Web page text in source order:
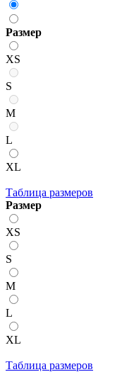
Размер
XS
S
M
L
XL
Таблица размеров
Размер
XS
S
M
L
XL
Таблица размеров